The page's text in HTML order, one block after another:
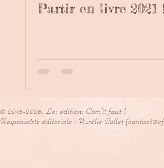
Partir en livre 2021
© 2015-2026, Les éditions Com'il faut !
Responsable éditoriale : Aurélie Collet (